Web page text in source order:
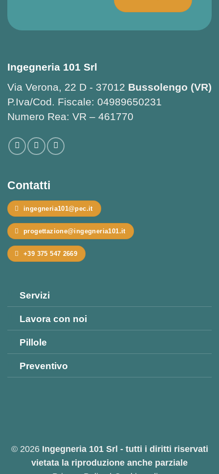
Ingegneria 101 Srl
Via Verona, 22 D - 37012 Bussolengo (VR)
P.Iva/Cod. Fiscale: 04989650231
Numero Rea: VR – 461770
Contatti
ingegneria101@pec.it
progettazione@ingegneria101.it
+39 375 547 2669
Servizi
Lavora con noi
Pillole
Preventivo
© 2026 Ingegneria 101 Srl - tutti i diritti riservati
vietata la riproduzione anche parziale